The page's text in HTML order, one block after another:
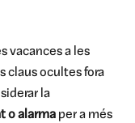
vacances a les
claus ocultes fora
la
o alarma per a més